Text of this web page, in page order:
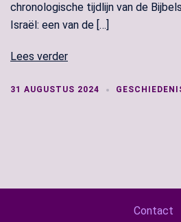
chronologische tijdlijn van de
Israël: een van de […]
Lees verder
31 AUGUSTUS 2024
Contact